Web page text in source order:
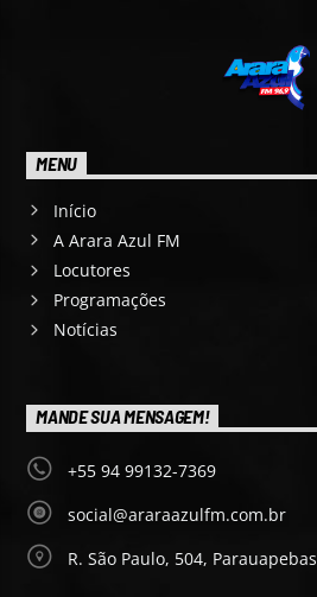
MENU
Início
A Arara Azul FM
Locutores
Programações
Notícias
MANDE SUA MENSAGEM!
+55 94 99132-7369
social@araraazulfm.com.br
R. São Paulo, 504, Parauapebas